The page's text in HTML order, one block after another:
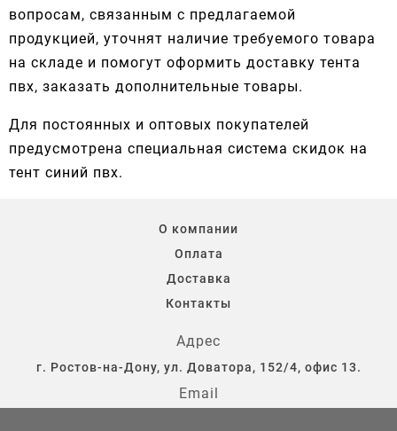
вопросам, связанным с предлагаемой
продукцией, уточнят наличие требуемого товара
на складе и помогут оформить доставку тента
пвх, заказать дополнительные товары.
Для постоянных и оптовых покупателей
предусмотрена специальная система скидок на
тент синий пвх.
О компании
Оплата
Доставка
Контакты
Адрес
г. Ростов-на-Дону, ул. Доватора, 152/4, офис 13.
Email